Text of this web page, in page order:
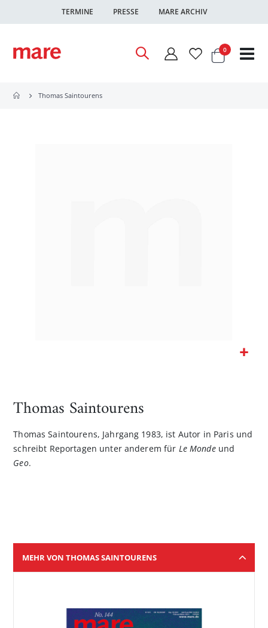
TERMINE PRESSE MARE ARCHIV
Warenkorb
0Artikel
Thomas Saintourens
Bildgalerie
Thomas Saintourens
Thomas Saintourens, Jahrgang 1983, ist Autor in Paris und
schreibt Reportagen unter anderem für Le Mondeund
Geo.
MEHR VON THOMAS SAINTOURENS